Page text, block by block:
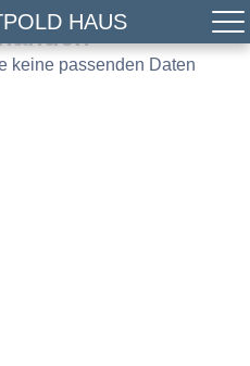
HAUS
keine passenden Daten